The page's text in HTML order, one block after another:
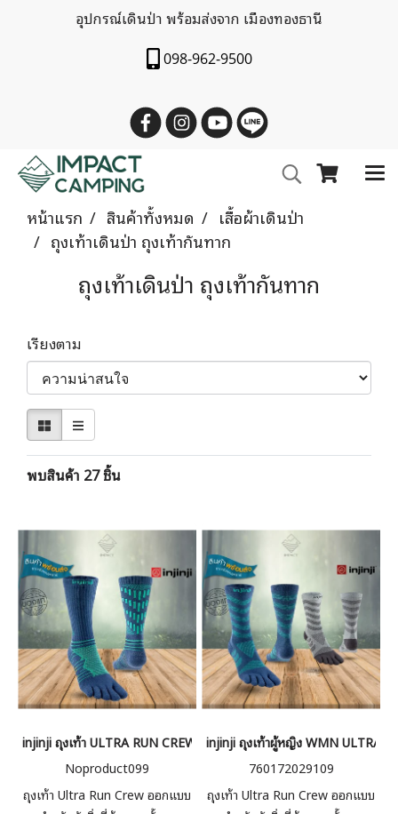
อุปกรณ์เดินป่า พร้อมส่งจาก เมืองทองธานี
098-962-9500
หน้าแรก สินค้าทั้งหมด
เสื้อผ้าเดินป่า
ถุงเท้าเดินป่า ถุงเท้ากันทาก
ถุงเท้าเดินป่า ถุงเท้ากันทาก
เรียงตาม
พบสินค้า 27 ชิ้น
injinji ถุงเท้า ULTRA RUN CREW
Noproduct099
ถุงเท้า Ultra Run Crew ออกแบบ
injinji ถุงเท้าผู้หญิง WMN ULTRA
760172029109
ถุงเท้า Ultra Run Crew ออกแบบ